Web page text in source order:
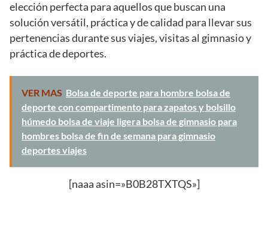
elección perfecta para aquellos que buscan una
solución versátil, práctica y de calidad para llevar sus
pertenencias durante sus viajes, visitas al gimnasio y
práctica de deportes.
VER MAS Bolsa de deporte para hombre bolsa de
deporte con compartimento para zapatos y bolsillo
húmedo bolsa de viaje ligera bolsa de gimnasio para
hombres bolsa de fin de semana para gimnasio
deportes viajes
[naaa asin=»B0B28TXTQS»]